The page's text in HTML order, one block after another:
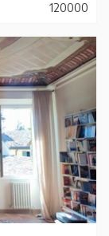
120000